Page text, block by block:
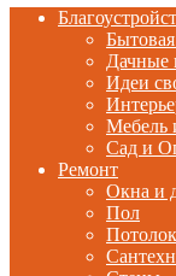
Дачные
Идеи
Мебель
Сад и
Ремонт
Окна и
Пол
Потолок